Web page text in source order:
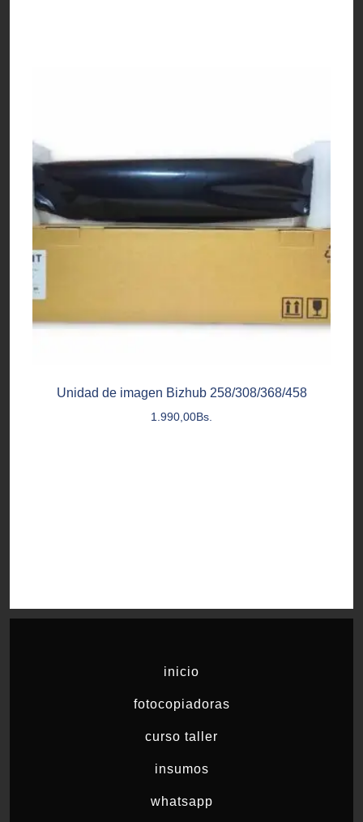
Unidad de imagen Bizhub 258/308/368/458
1.990,00Bs.
inicio
fotocopiadoras
curso taller
insumos
whatsapp